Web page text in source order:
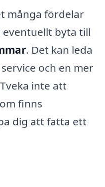
många fördelar
byta till
. Det kan leda
och en mer
inte att
finns
dig att fatta ett